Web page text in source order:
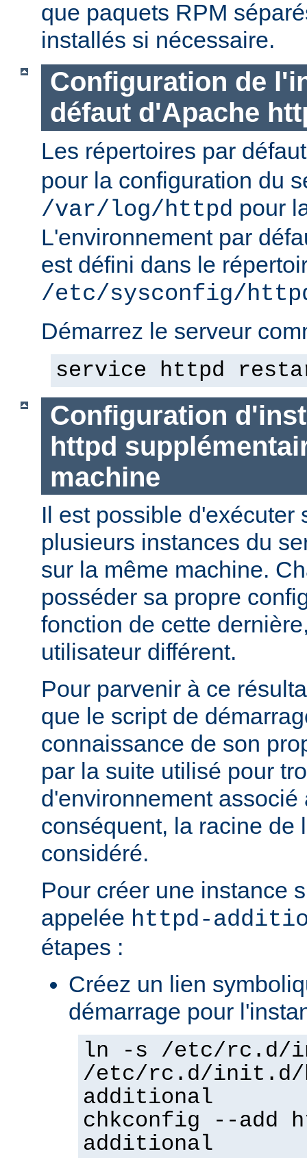
que paquets RPM
installés si nécessaire.
Configuration de
défaut d'Apache
Les répertoires par
pour la configuration du
/var/log/httpd pour
L'environnement par
est défini dans le
/etc/sysconfig/
Démarrez le serveur
service httpd
Configuration
httpd
machine
Il est possible d'exécuter
plusieurs instances du
sur la même machine.
posséder sa propre
fonction de cette
utilisateur différent.
Pour parvenir à ce
que le script de
connaissance de son
par la suite utilisé pour
d'environnement associé
conséquent, la racine de
considéré.
Pour créer une instance
appelée httpd-
étapes :
Créez un lien
démarrage pour
ln -s /etc/rc.d/
/etc/rc.d/init.d/
additional
chkconfig --add
additional